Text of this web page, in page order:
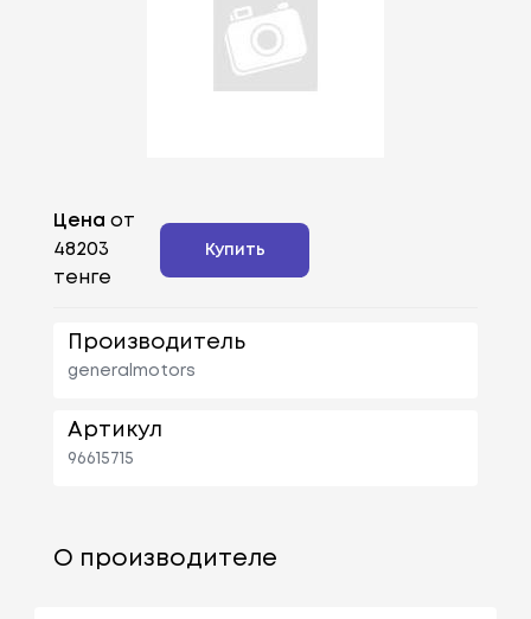
Цена от
48203
тенге
Купить
Производитель
generalmotors
Артикул
96615715
О производителе